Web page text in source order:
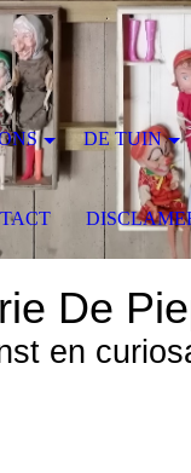
De
en
DE TUIN